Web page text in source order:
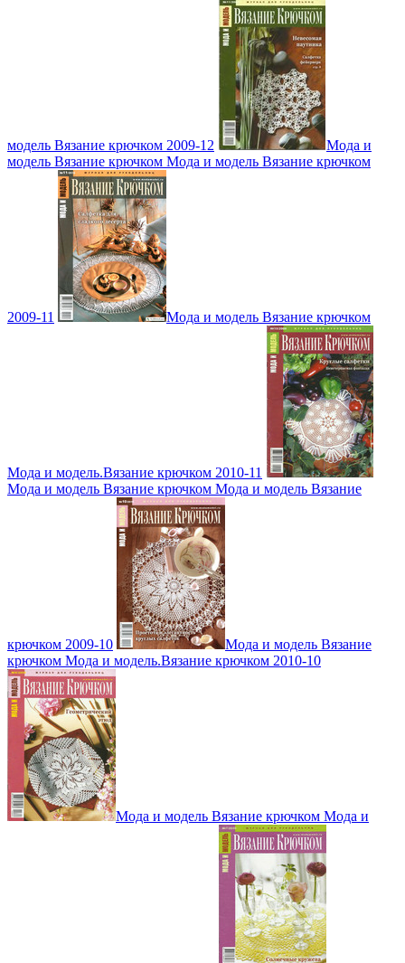
модель Вязание крючком 2009-12
Мода и
модель Вязание крючком Мода и модель Вязание крючком
2009-11 Мода и модель Вязание крючком
Мода и модель.Вязание крючком 2010-11
Мода и модель Вязание крючком Мода и модель Вязание
крючком 2009-10
Мода и модель Вязание
крючком Мода и модель.Вязание крючком 2010-10
Мода и модель Вязание крючком Мода и